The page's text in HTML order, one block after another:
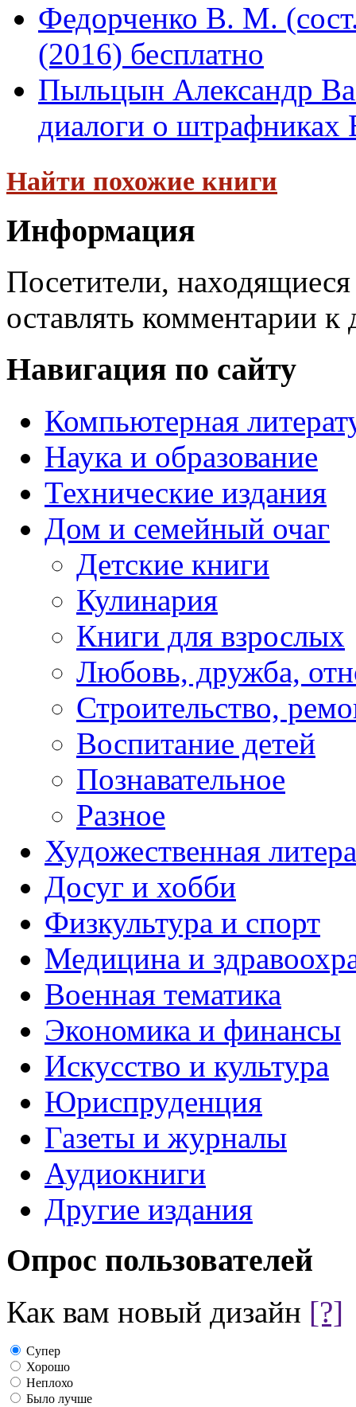
Федорченко В. М.
(2016) бесплатно
Пыльцын Александр
диалоги о штрафниках
Найти похожие книги
Информация
Посетители,
оставлять комментарии к
Навигация по сайту
Компьютерная
Наука и образование
Технические издания
Дом и семейный очаг
Детские книги
Кулинария
Книги для взрослых
Любовь, дружба,
Строительство,
Воспитание детей
Познавательное
Разное
Художественная
Досуг и хобби
Физкультура и спорт
Медицина и
Военная тематика
Экономика и финансы
Искусство и культура
Юриспруденция
Газеты и журналы
Аудиокниги
Другие издания
Опрос пользователей
Как вам новый дизайн [?]
Супер
Хорошо
Неплохо
Было лучше